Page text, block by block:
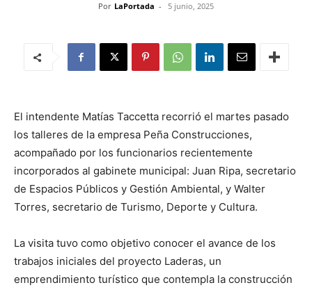
Por LaPortada - 5 junio, 2025
El intendente Matías Taccetta recorrió el martes pasado
los talleres de la empresa Peña Construcciones,
acompañado por los funcionarios recientemente
incorporados al gabinete municipal: Juan Ripa, secretario
de Espacios Públicos y Gestión Ambiental, y Walter
Torres, secretario de Turismo, Deporte y Cultura.
La visita tuvo como objetivo conocer el avance de los
trabajos iniciales del proyecto Laderas, un
emprendimiento turístico que contempla la construcción